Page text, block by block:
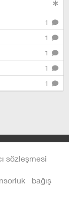
1
1
1
1
1
sözleşmesi
bağış